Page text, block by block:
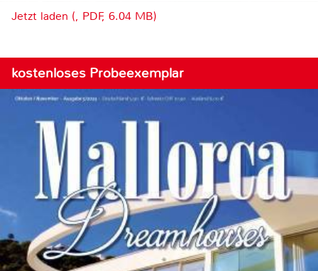
Jetzt laden (, PDF, 6.04 MB)
kostenloses Probeexemplar